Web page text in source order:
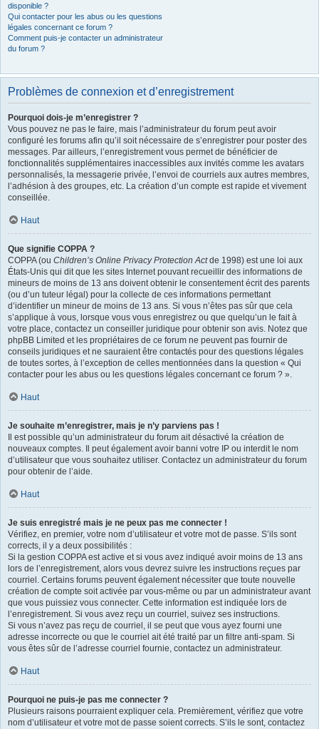
disponible ?
Qui contacter pour les abus ou les questions
légales concernant ce forum ?
Comment puis-je contacter un administrateur
du forum ?
Problèmes de connexion et d’enregistrement
Pourquoi dois-je m’enregistrer ?
Vous pouvez ne pas le faire, mais l’administrateur du forum peut avoir
configuré les forums afin qu’il soit nécessaire de s’enregistrer pour poster des
messages. Par ailleurs, l’enregistrement vous permet de bénéficier de
fonctionnalités supplémentaires inaccessibles aux invités comme les avatars
personnalisés, la messagerie privée, l’envoi de courriels aux autres membres,
l’adhésion à des groupes, etc. La création d’un compte est rapide et vivement
conseillée.
Haut
Que signifie COPPA ?
COPPA (ou Children’s Online Privacy Protection Actde 1998) est une loi aux
États-Unis qui dit que les sites Internet pouvant recueillir des informations de
mineurs de moins de 13 ans doivent obtenir le consentement écrit des parents
(ou d’un tuteur légal) pour la collecte de ces informations permettant
d’identifier un mineur de moins de 13 ans. Si vous n’êtes pas sûr que cela
s’applique à vous, lorsque vous vous enregistrez ou que quelqu’un le fait à
votre place, contactez un conseiller juridique pour obtenir son avis. Notez que
phpBB Limited et les propriétaires de ce forum ne peuvent pas fournir de
conseils juridiques et ne sauraient être contactés pour des questions légales
de toutes sortes, à l’exception de celles mentionnées dans la question « Qui
contacter pour les abus ou les questions légales concernant ce forum ? ».
Haut
Je souhaite m’enregistrer, mais je n’y parviens pas !
Il est possible qu’un administrateur du forum ait désactivé la création de
nouveaux comptes. Il peut également avoir banni votre IP ou interdit le nom
d’utilisateur que vous souhaitez utiliser. Contactez un administrateur du forum
pour obtenir de l’aide.
Haut
Je suis enregistré mais je ne peux pas me connecter !
Vérifiez, en premier, votre nom d’utilisateur et votre mot de passe. S’ils sont
corrects, il y a deux possibilités :
Si la gestion COPPA est active et si vous avez indiqué avoir moins de 13 ans
lors de l’enregistrement, alors vous devrez suivre les instructions reçues par
courriel. Certains forums peuvent également nécessiter que toute nouvelle
création de compte soit activée par vous-même ou par un administrateur avant
que vous puissiez vous connecter. Cette information est indiquée lors de
l’enregistrement. Si vous avez reçu un courriel, suivez ses instructions.
Si vous n’avez pas reçu de courriel, il se peut que vous ayez fourni une
adresse incorrecte ou que le courriel ait été traité par un filtre anti-spam. Si
vous êtes sûr de l’adresse courriel fournie, contactez un administrateur.
Haut
Pourquoi ne puis-je pas me connecter ?
Plusieurs raisons pourraient expliquer cela. Premièrement, vérifiez que votre
nom d’utilisateur et votre mot de passe soient corrects. S’ils le sont, contactez